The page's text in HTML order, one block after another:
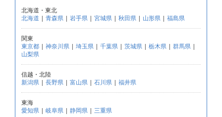
北海道・東北
北海道 | 青森県 | 岩手県 | 宮城県 | 秋田県 | 山形県 | 福島県
関東
東京都 | 神奈川県 | 埼玉県 | 千葉県 | 茨城県 | 栃木県 | 群馬県 |
山梨県
信越・北陸
新潟県 | 長野県 | 富山県 | 石川県 | 福井県
東海
愛知県 | 岐阜県 | 静岡県 | 三重県